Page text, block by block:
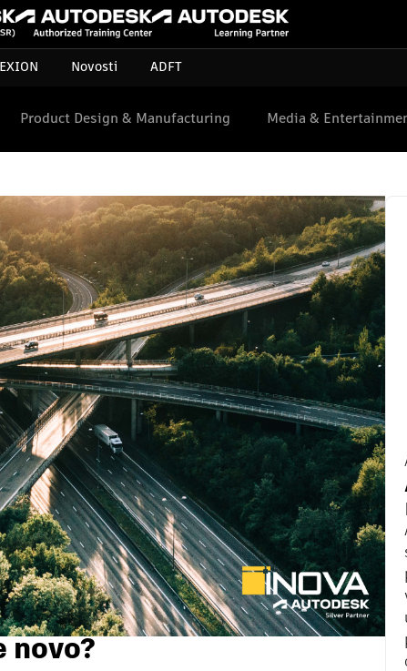
Novosti ADFT
Product Design & Manufacturing Media &
novo?